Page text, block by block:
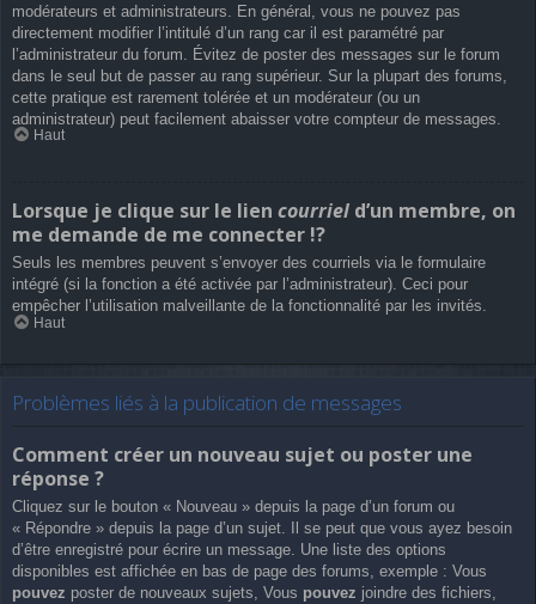
modérateurs et administrateurs. En général, vous ne pouvez pas
directement modifier l’intitulé d’un rang car il est paramétré par
l’administrateur du forum. Évitez de poster des messages sur le forum
dans le seul but de passer au rang supérieur. Sur la plupart des forums,
cette pratique est rarement tolérée et un modérateur (ou un
administrateur) peut facilement abaisser votre compteur de messages.
Haut
Lorsque je clique sur le lien courriel d’un membre, on
me demande de me connecter !?
Seuls les membres peuvent s’envoyer des courriels via le formulaire
intégré (si la fonction a été activée par l’administrateur). Ceci pour
empêcher l’utilisation malveillante de la fonctionnalité par les invités.
Haut
Problèmes liés à la publication de messages
Comment créer un nouveau sujet ou poster une
réponse ?
Cliquez sur le bouton « Nouveau » depuis la page d’un forum ou
« Répondre » depuis la page d’un sujet. Il se peut que vous ayez besoin
d’être enregistré pour écrire un message. Une liste des options
disponibles est affichée en bas de page des forums, exemple : Vous
pouvez poster de nouveaux sujets, Vous pouvez joindre des fichiers,